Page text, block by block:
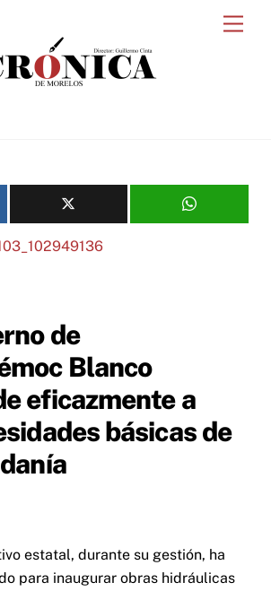
de
Blanco
eficazmente a
básicas de
estatal, durante su gestión, ha
para inaugurar obras hidráulicas